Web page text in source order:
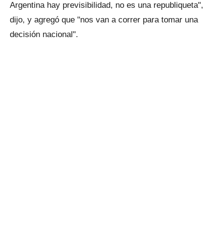
Argentina hay previsibilidad, no es una republiqueta",
dijo, y agregó que "nos van a correr para tomar una
decisión nacional".